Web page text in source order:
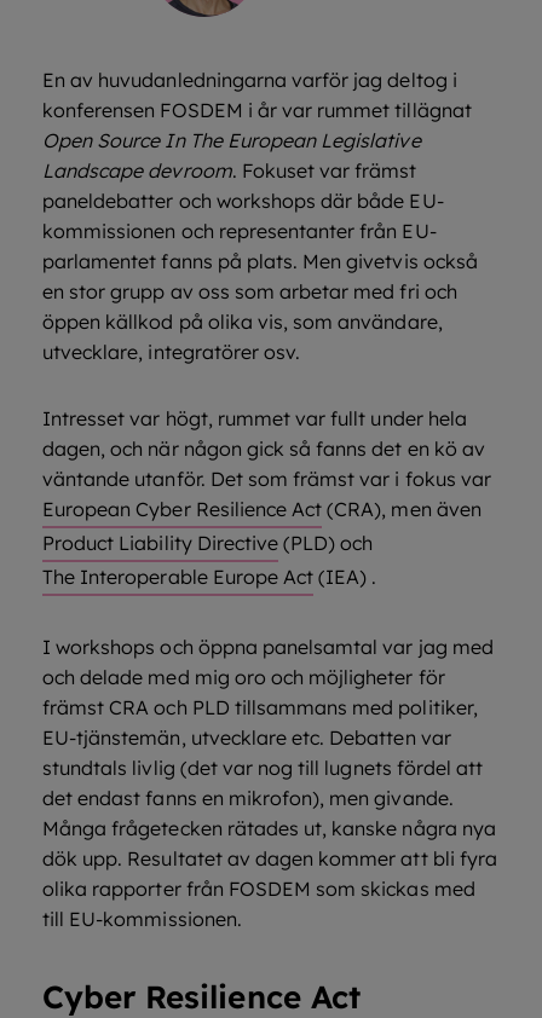
En av huvudanledningarna varför jag deltog i
konferensen FOSDEM i år var rummet tillägnat
Open Source In The European Legislative
Landscape devroom. Fokuset var främst
paneldebatter och workshops där både EU-
kommissionen och representanter från EU-
parlamentet fanns på plats. Men givetvis också
en stor grupp av oss som arbetar med fri och
öppen källkod på olika vis, som användare,
utvecklare, integratörer osv.
Intresset var högt, rummet var fullt under hela
dagen, och när någon gick så fanns det en kö av
väntande utanför. Det som främst var i fokus var
European Cyber Resilience Act (CRA), men även
Product Liability Directive (PLD) och
The Interoperable Europe Act (IEA) .
I workshops och öppna panelsamtal var jag med
och delade med mig oro och möjligheter för
främst CRA och PLD tillsammans med politiker,
EU-tjänstemän, utvecklare etc. Debatten var
stundtals livlig (det var nog till lugnets fördel att
det endast fanns en mikrofon), men givande.
Många frågetecken rätades ut, kanske några nya
dök upp. Resultatet av dagen kommer att bli fyra
olika rapporter från FOSDEM som skickas med
till EU-kommissionen.
Cyber Resilience Act